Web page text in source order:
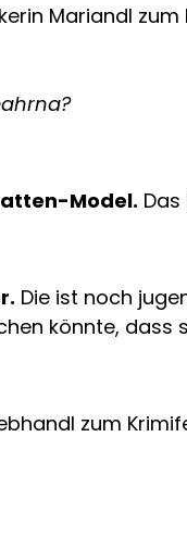
Mariandl
Model.
Die ist noch
könnte,
zum